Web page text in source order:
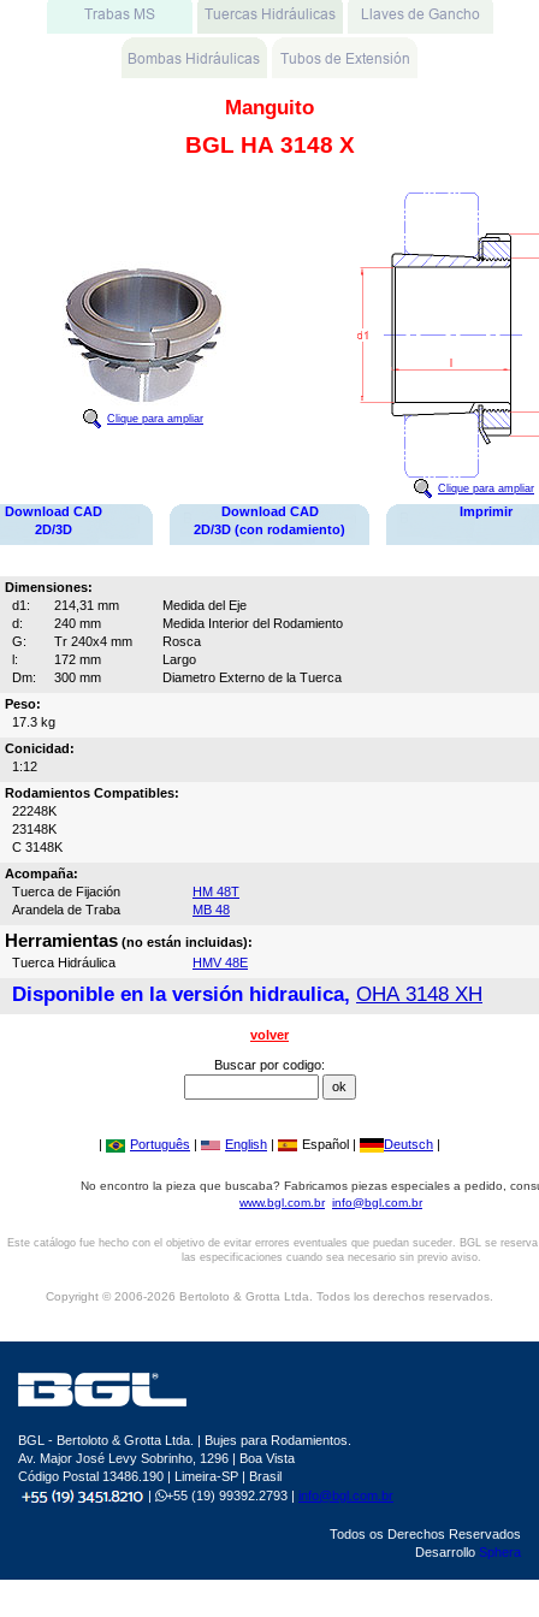
Manguito
BGL HA 3148 X
Clique para ampliar
Clique para ampliar
Download CAD
2D/3D
Download CAD
2D/3D (con rodamiento)
Imprimir
Dimensiones:
d1:
214,31 mm
Medida del Eje
d:
240 mm
Medida Interior del Rodamiento
G:
Tr 240x4 mm
Rosca
l:
172 mm
Largo
Dm:
300 mm
Diametro Externo de la Tuerca
Peso:
17.3 kg
Conicidad:
1:12
Rodamientos Compatibles:
22248K
23148K
C 3148K
Acompaña:
Tuerca de Fijación
HM 48T
Arandela de Traba
MB 48
Herramientas (no están incluidas):
Tuerca Hidráulica
HMV 48E
Disponible en la versión hidraulica, OHA 3148 XH
volver
Buscar por codigo:
| Português | English | Español | Deutsch |
No encontro la pieza que buscaba? Fabricamos piezas especiales a pedido,
www.bgl.com.br info@bgl.com.br
Este catálogo fue hecho con el objetivo de evitar errores eventuales que puedan suceder. BGL se
las especificaciones cuando sea necesario sin previo aviso.
Copyright © 2006-2026 Bertoloto & Grotta Ltda. Todos los derechos reservados.
BGL - Bertoloto & Grotta Ltda. | Bujes para Rodamientos.
Av. Major José Levy Sobrinho, 1296 | Boa Vista
Código Postal 13486.190 | Limeira-SP | Brasil
|
+55 (19) 99392.2793 | info@bgl.com.br
Todos os Derechos Reservados
Desarrollo Sphera